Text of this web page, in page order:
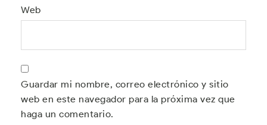
Web
Guardar mi nombre, correo electrónico y sitio
web en este navegador para la próxima vez que
haga un comentario.